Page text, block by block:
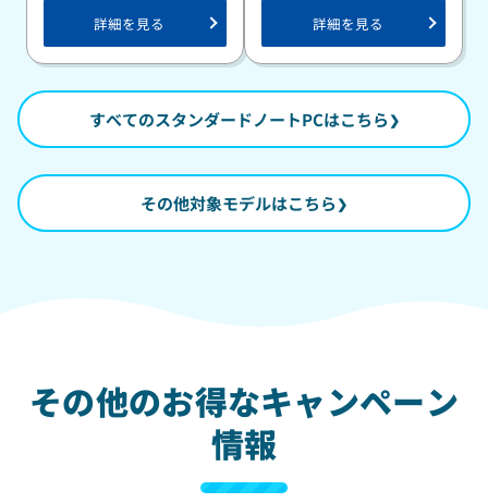
詳細を見る 詳細を見る
すべてのスタンダードノートPCはこちら
その他対象モデルはこちら
その他のお得なキャンペーン
情報